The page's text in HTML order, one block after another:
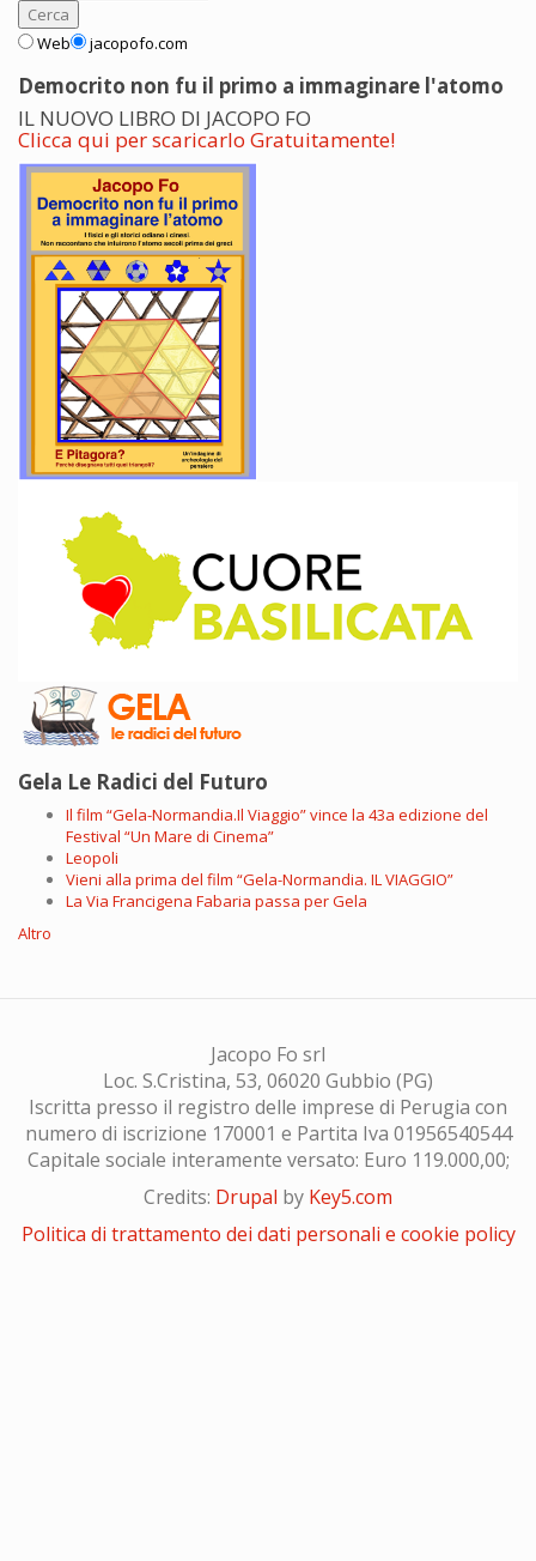
Web jacopofo.com
Democrito non fu il primo a immaginare l'atomo
IL NUOVO LIBRO DI JACOPO FO
Clicca qui per scaricarlo Gratuitamente!
Gela Le Radici del Futuro
Il film “Gela-Normandia.Il Viaggio” vince la 43a edizione del
Festival “Un Mare di Cinema”
Leopoli
Vieni alla prima del film “Gela-Normandia. IL VIAGGIO”
La Via Francigena Fabaria passa per Gela
Altro
Jacopo Fo srl
Loc. S.Cristina, 53, 06020 Gubbio (PG)
Iscritta presso il registro delle imprese di Perugia con
numero di iscrizione 170001 e Partita Iva 01956540544
Capitale sociale interamente versato: Euro 119.000,00;
Credits: Drupal by Key5.com
Politica di trattamento dei dati personali e cookie policy